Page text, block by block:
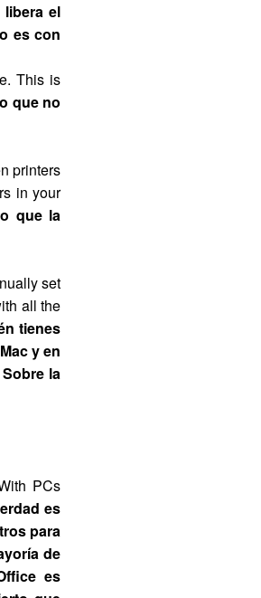
el
es con
This is
que no
printers
in your
que la
set
all the
tienes
y en
la
PCs
es
para
de
es